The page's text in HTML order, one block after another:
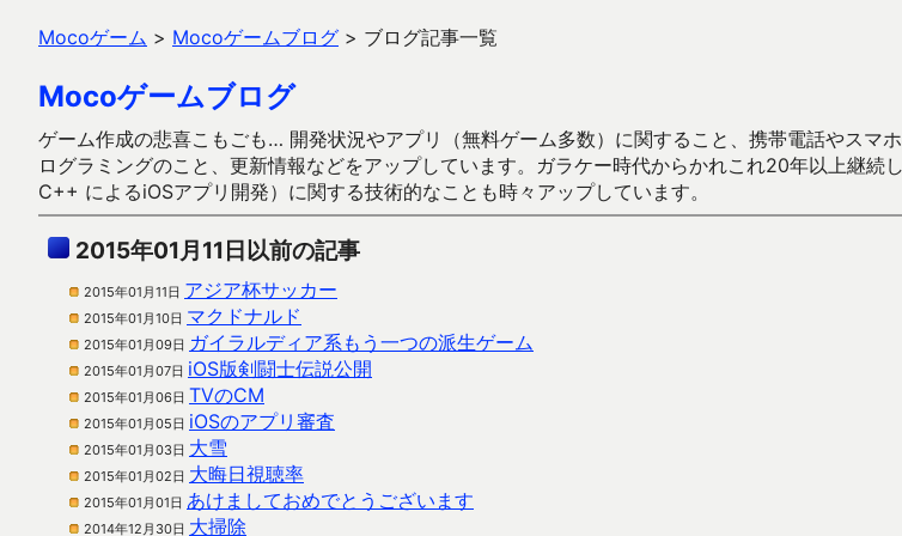
Mocoゲーム > Mocoゲームブログ > ブログ記事一覧
Mocoゲームブログ
ゲーム作成の悲喜こもごも… 開発状況やアプリ（無料ゲーム多数）に関すること、携帯電話やス
ログラミングのこと、更新情報などをアップしています。ガラケー時代からかれこれ20年以上継
C++ によるiOSアプリ開発）に関する技術的なことも時々アップしています。
2015年01月11日以前の記事
2015年01月11日 アジア杯サッカー
2015年01月10日 マクドナルド
2015年01月09日 ガイラルディア系もう一つの派生ゲーム
2015年01月07日 iOS版剣闘士伝説公開
2015年01月06日 TVのCM
2015年01月05日 iOSのアプリ審査
2015年01月03日 大雪
2015年01月02日 大晦日視聴率
2015年01月01日 あけましておめでとうございます
2014年12月30日 大掃除